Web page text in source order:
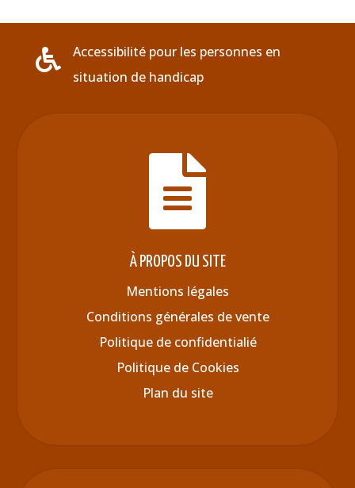

Accessibilité pour les personnes en
situation de handicap

À PROPOS DU SITE
Mentions légales
Conditions générales de vente
Politique de confidentialié
Politique de Cookies
Plan du site